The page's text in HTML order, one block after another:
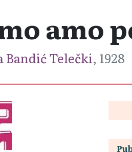
amo
Bandić Telečki, 1928